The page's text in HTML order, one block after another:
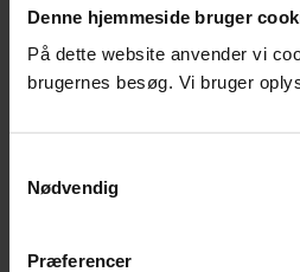
Denne hjemmeside bruger
På dette website anvender vi
brugernes besøg. Vi bruger
Nødvendig
Præferencer